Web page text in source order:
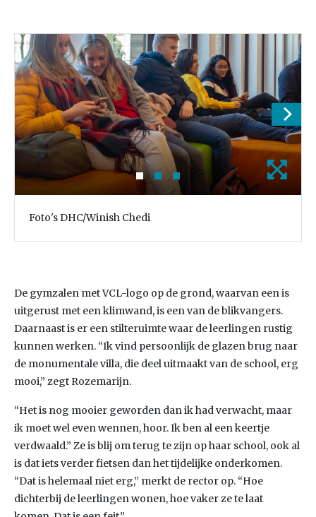
Foto's DHC/Winish Chedi
De gymzalen met VCL-logo op de grond, waarvan een is
uitgerust met een klimwand, is een van de blikvangers.
Daarnaast is er een stilteruimte waar de leerlingen rustig
kunnen werken. “Ik vind persoonlijk de glazen brug naar
de monumentale villa, die deel uitmaakt van de school, erg
mooi,” zegt Rozemarijn.
“Het is nog mooier geworden dan ik had verwacht, maar
ik moet wel even wennen, hoor. Ik ben al een keertje
verdwaald.” Ze is blij om terug te zijn op haar school, ook al
is dat iets verder fietsen dan het tijdelijke onderkomen.
“Dat is helemaal niet erg,” merkt de rector op. “Hoe
dichterbij de leerlingen wonen, hoe vaker ze te laat